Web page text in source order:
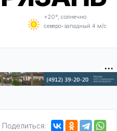
+20°, солнечно
северо-западный 4 м/с
Поделиться: